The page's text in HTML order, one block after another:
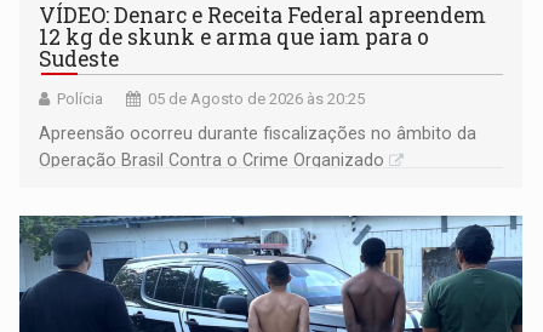
VÍDEO: Denarc e Receita Federal apreendem
12 kg de skunk e arma que iam para o
Sudeste
Polícia 05 de Agosto de 2026 às 20:25
Apreensão ocorreu durante fiscalizações no âmbito da
Operação Brasil Contra o Crime Organizado